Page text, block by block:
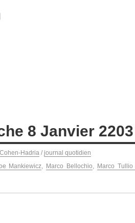
8 Janvier 2203
Hadria / journal quotidien
Mankiewicz Marco Bellochio
Marco Tullio